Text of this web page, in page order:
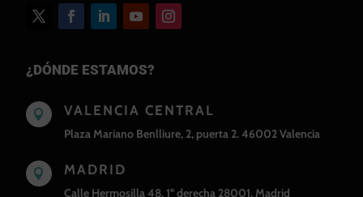
¿DÓNDE ESTAMOS?
 VALENCIA CENTRAL
Plaza Mariano Benlliure, 2, puerta 2. 46002 Valencia
 MADRID
Calle Hermosilla 48, 1º derecha 28001, Madrid